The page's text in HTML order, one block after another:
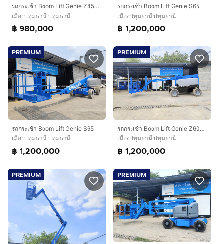
รถกระเช้า Boom Lift Genie Z45-25J
เมืองปทุมธานี ปทุมธานี
฿ 980,000
รถกระเช้า Boom Lift Genie S65
เมืองปทุมธานี ปทุมธานี
฿ 1,200,000
PREMIUM
รถกระเช้า Boom Lift Genie S65
เมืองปทุมธานี ปทุมธานี
฿ 1,200,000
PREMIUM
รถกระเช้า Boom Lift Genie Z60-37DC
เมืองปทุมธานี ปทุมธานี
฿ 1,200,000
PREMIUM PREMIUM